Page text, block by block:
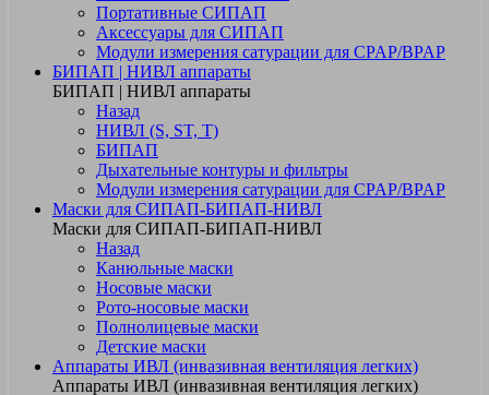
Портативные СИПАП
Аксессуары для СИПАП
Модули измерения сатурации для CPAP/BPAP
БИПАП | НИВЛ аппараты
БИПАП | НИВЛ аппараты
Назад
НИВЛ (S, ST, T)
БИПАП
Дыхательные контуры и фильтры
Модули измерения сатурации для CPAP/BPAP
Маски для СИПАП-БИПАП-НИВЛ
Маски для СИПАП-БИПАП-НИВЛ
Назад
Канюльные маски
Носовые маски
Рото-носовые маски
Полнолицевые маски
Детские маски
Аппараты ИВЛ (инвазивная вентиляция легких)
Аппараты ИВЛ (инвазивная вентиляция легких)